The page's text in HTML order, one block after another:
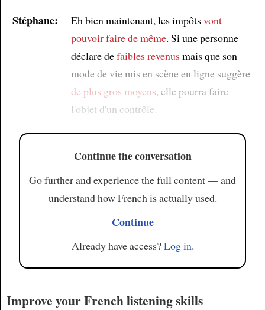
Stéphane: Eh bien maintenant, les impôtsvont
pouvoir faire de même. Si une personne
déclare defaibles revenusmais que son
mode de vie mis en scène en ligne suggère
de plus gros moyens, elle pourra faire
l'objet d'un contrôle.
Continue the conversation
Go further and experience the full content — and
understand how French is actually used.
Continue
Already have access?Log in.
Improve your French listening skills